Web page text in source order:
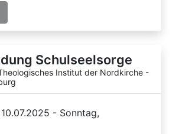
Schulseelsorge
Institut der Nordkirche -
- Sonntag,